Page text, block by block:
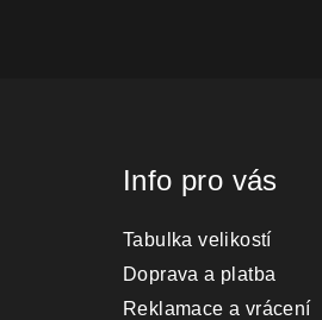
Info pro vás
Tabulka velikostí
Doprava a platba
Reklamace a vrácení